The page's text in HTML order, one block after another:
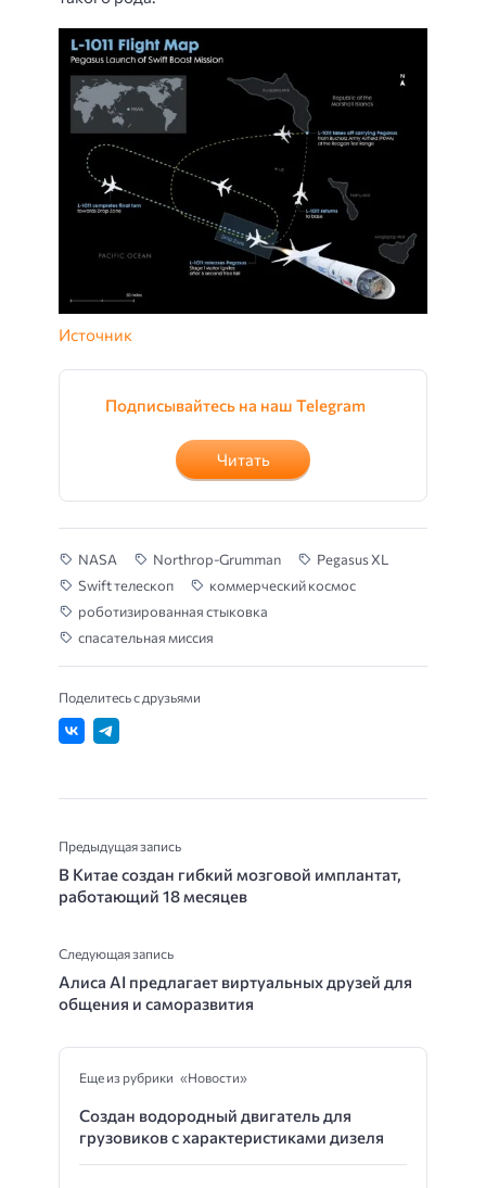
Источник
Подписывайтесь на наш Telegram
Читать
NASA Northrop-Grumman
Pegasus XL
Swift телескоп
коммерческий космос
роботизированная стыковка
спасательная миссия
Поделитесь с друзьями
Предыдущая запись
В Китае создан гибкий мозговой имплантат,
работающий 18 месяцев
Следующая запись
Алиса AI предлагает виртуальных друзей для
общения и саморазвития
Еще из рубрики «Новости»
Создан водородный двигатель для
грузовиков с характеристиками дизеля